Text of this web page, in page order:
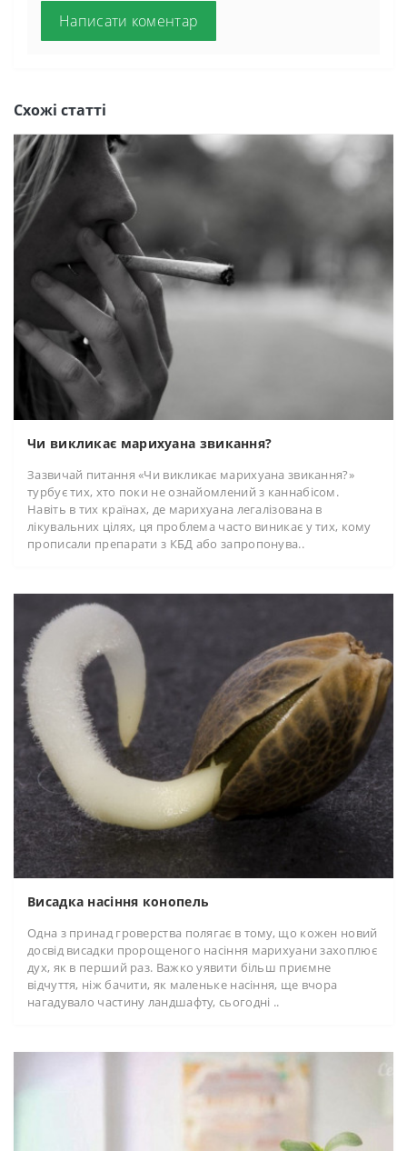
Написати коментар
Схожі статті
Чи викликає марихуана звикання?
Зазвичай питання «Чи викликає марихуана звикання?»
турбує тих, хто поки не ознайомлений з каннабісом.
Навіть в тих країнах, де марихуана легалізована в
лікувальних цілях, ця проблема часто виникає у тих, кому
прописали препарати з КБД або запропонува..
Висадка насіння конопель
Одна з принад гроверства полягає в тому, що кожен новий
досвід висадки пророщеного насіння марихуани захоплює
дух, як в перший раз. Важко уявити більш приємне
відчуття, ніж бачити, як маленьке насіння, ще вчора
нагадувало частину ландшафту, сьогодні ..